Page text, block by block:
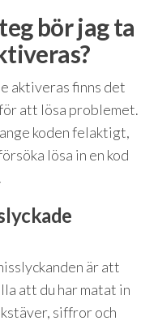
bör jag ta
aktiveras finns det
att lösa problemet.
koden felaktigt,
lösa in en kod
är att
att du har matat in
siffror och